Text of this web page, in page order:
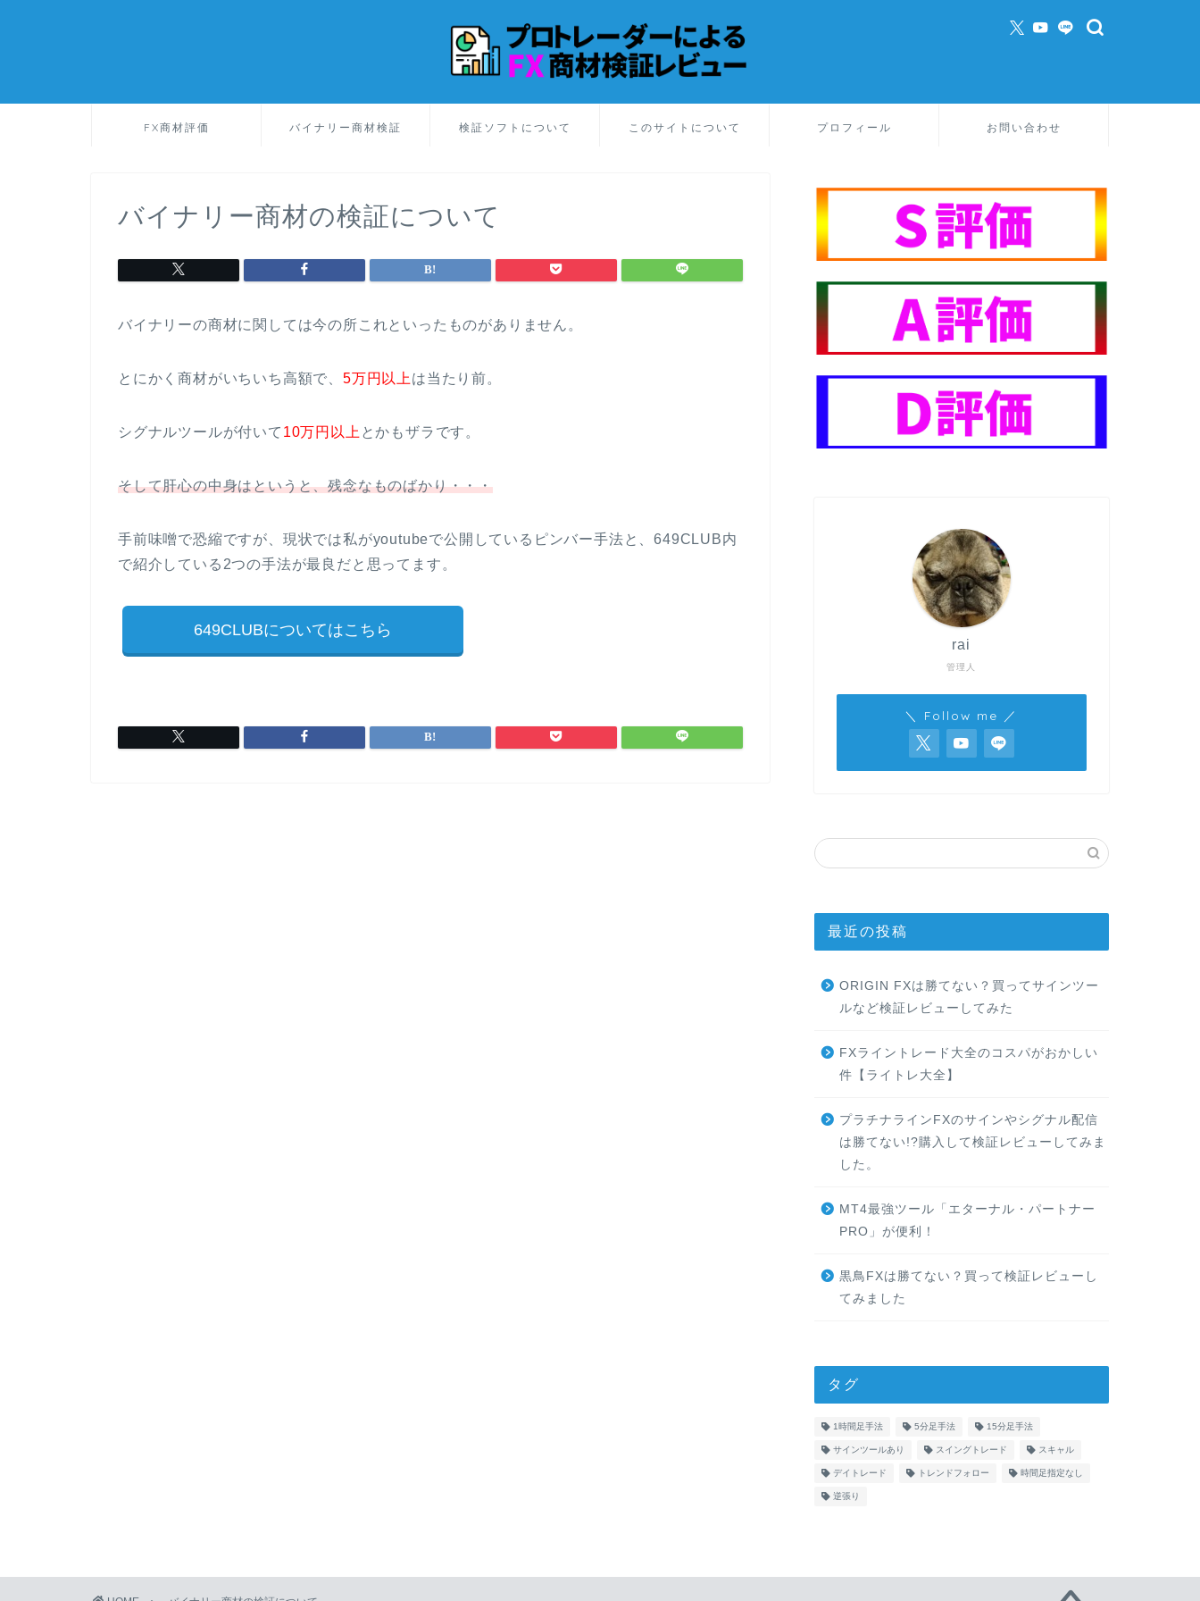
FX商材評価 バイナリー商材検証 検証ソフトについて このサイトについて プロフィール お問い合わせ
バイナリー商材の検証について
バイナリーの商材に関しては今の所これといったものがありません。
とにかく商材がいちいち高額で、 5万円以上 は当たり前。
シグナルツールが付いて 10万円以上 とかもザラです。
そして肝心の中身はというと、残念なものばかり・・・
手前味噌で恐縮ですが、現状では私がyoutubeで公開しているピンバー手法と、649CLUB内
で紹介している2つの手法が最良だと思ってます。
649CLUBについてはこちら
管理人
rai
＼ Follow me ／
最近の投稿
ORIGIN FXは勝てない？買ってサインツー
ルなど検証レビューしてみた
FXライントレード大全のコスパがおかしい
件【ライトレ大全】
プラチナラインFXのサインやシグナル配信
は勝てない!?購入して検証レビューしてみま
した。
MT4最強ツール「エターナル・パートナー
PRO」が便利！
黒鳥FXは勝てない？買って検証レビューし
てみました
タグ
1時間足手法 5分足手法 15分足手法
サインツールあり スイングトレード スキャル
デイトレード トレンドフォロー 時間足指定なし
逆張り